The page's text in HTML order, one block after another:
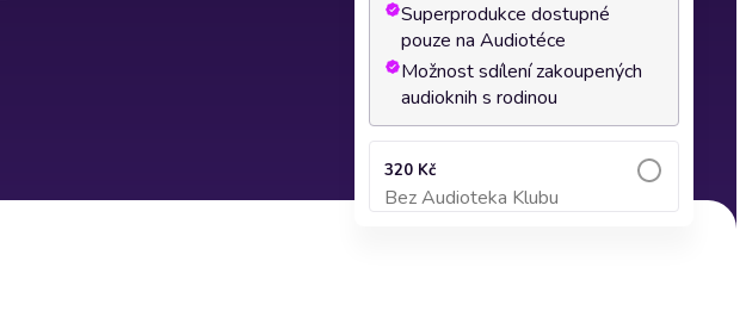
Superprodukce dostupné
pouze na Audiotéce
Možnost sdílení zakoupených
audioknih s rodinou
320 Kč
Bez Audioteka Klubu
Přidat do košíku